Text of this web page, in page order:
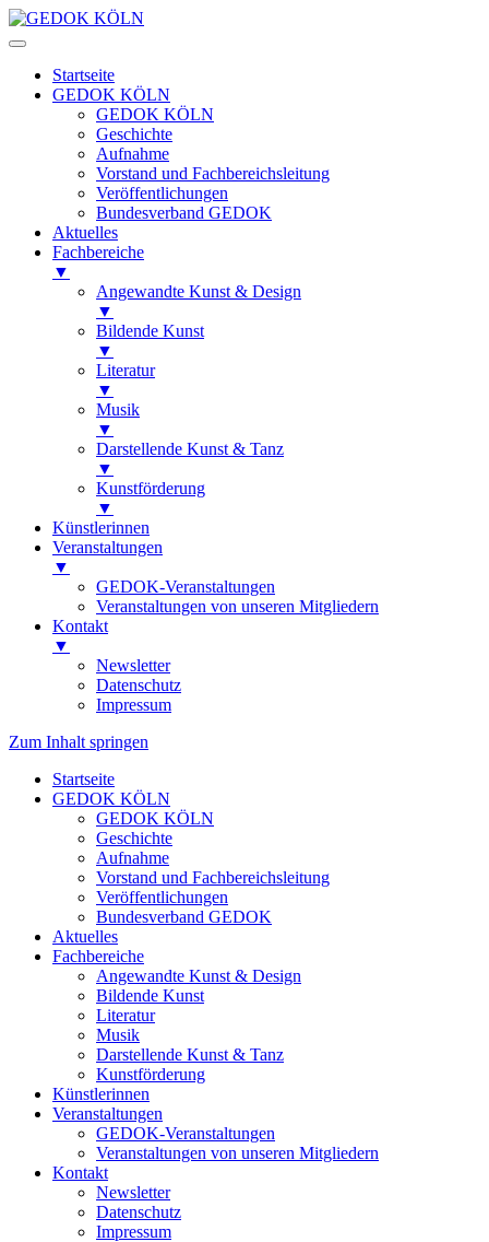
Startseite
GEDOK KÖLN
GEDOK KÖLN
Geschichte
Aufnahme
Vorstand und Fachbereichsleitung
Veröffentlichungen
Bundesverband GEDOK
Aktuelles
Fachbereiche
▼
Angewandte Kunst & Design
▼
Bildende Kunst
▼
Literatur
▼
Musik
▼
Darstellende Kunst & Tanz
▼
Kunstförderung
▼
Künstlerinnen
Veranstaltungen
▼
GEDOK-Veranstaltungen
Veranstaltungen von unseren Mitgliedern
Kontakt
▼
Newsletter
Datenschutz
Impressum
Zum Inhalt springen
Startseite
GEDOK KÖLN
GEDOK KÖLN
Geschichte
Aufnahme
Vorstand und Fachbereichsleitung
Veröffentlichungen
Bundesverband GEDOK
Aktuelles
Fachbereiche
Angewandte Kunst & Design
Bildende Kunst
Literatur
Musik
Darstellende Kunst & Tanz
Kunstförderung
Künstlerinnen
Veranstaltungen
GEDOK-Veranstaltungen
Veranstaltungen von unseren Mitgliedern
Kontakt
Newsletter
Datenschutz
Impressum